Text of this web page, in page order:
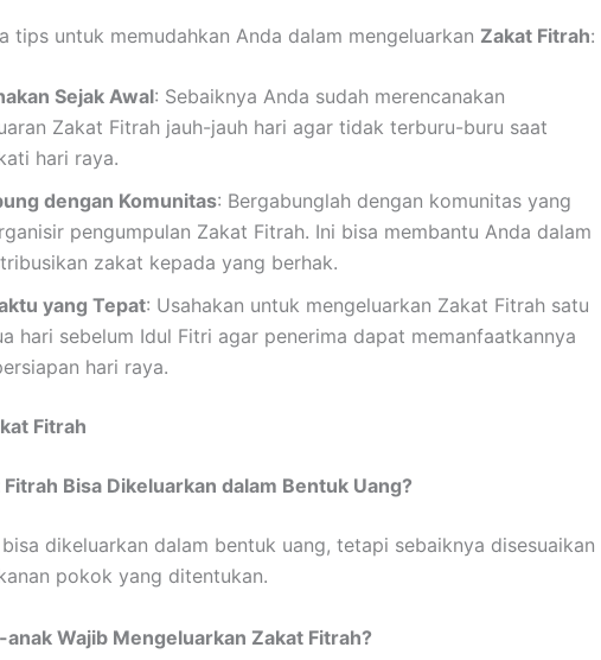
tips untuk memudahkan Anda dalam mengeluarkan Zakat Fitrah:
Sejak Awal: Sebaiknya Anda sudah merencanakan
Zakat Fitrah jauh-jauh hari agar tidak terburu-buru saat
hari raya.
dengan Komunitas: Bergabunglah dengan komunitas yang
pengumpulan Zakat Fitrah. Ini bisa membantu Anda dalam
zakat kepada yang berhak.
yang Tepat: Usahakan untuk mengeluarkan Zakat Fitrah satu
hari sebelum Idul Fitri agar penerima dapat memanfaatkannya
hari raya.
Fitrah
Fitrah Bisa Dikeluarkan dalam Bentuk Uang?
dikeluarkan dalam bentuk uang, tetapi sebaiknya disesuaikan
pokok yang ditentukan.
anak Wajib Mengeluarkan Zakat Fitrah?